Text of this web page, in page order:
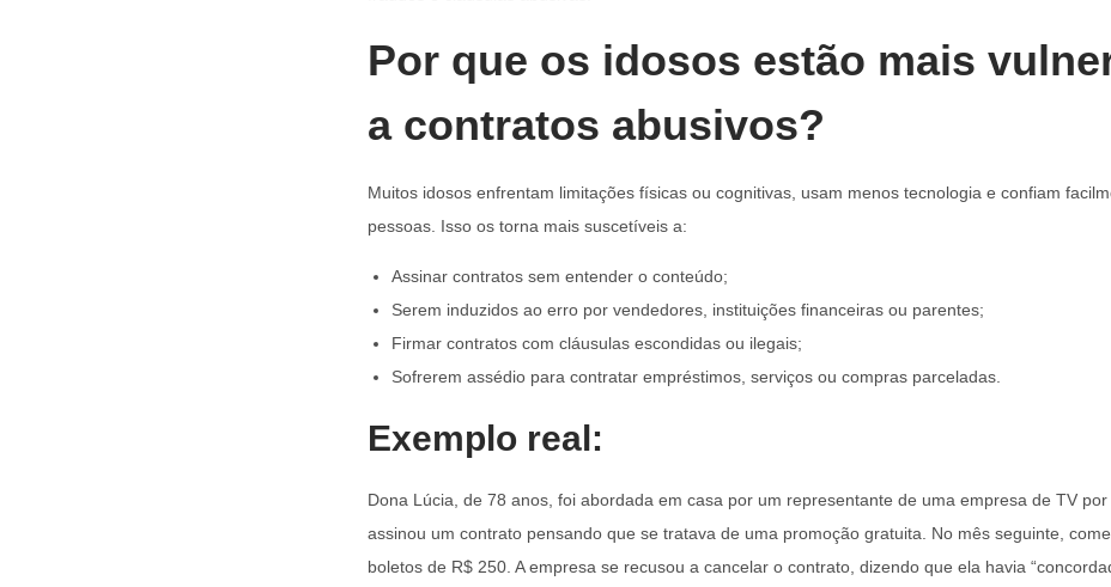
Por que os idosos estão mais
a contratos abusivos?
Muitos idosos enfrentam limitações físicas ou cognitivas, usam menos tecnologia e confiam
pessoas. Isso os torna mais suscetíveis a:
Assinar contratos sem entender o conteúdo;
Serem induzidos ao erro por vendedores, instituições financeiras ou parentes;
Firmar contratos com cláusulas escondidas ou ilegais;
Sofrerem assédio para contratar empréstimos, serviços ou compras parceladas.
Exemplo real:
Dona Lúcia, de 78 anos, foi abordada em casa por um representante de uma empresa de TV
assinou um contrato pensando que se tratava de uma promoção gratuita. No mês seguinte,
boletos de R$ 250. A empresa se recusou a cancelar o contrato, dizendo que ela havia